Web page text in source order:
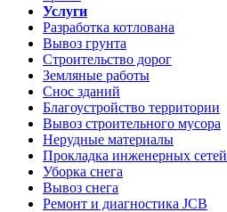
Услуги
Разработка котлована
Вывоз грунта
Строительство дорог
Земляные работы
Снос зданий
Благоустройство территории
Вывоз строительного мусора
Нерудные материалы
Прокладка инженерных сетей
Уборка снега
Вывоз снега
Ремонт и диагностика JCB